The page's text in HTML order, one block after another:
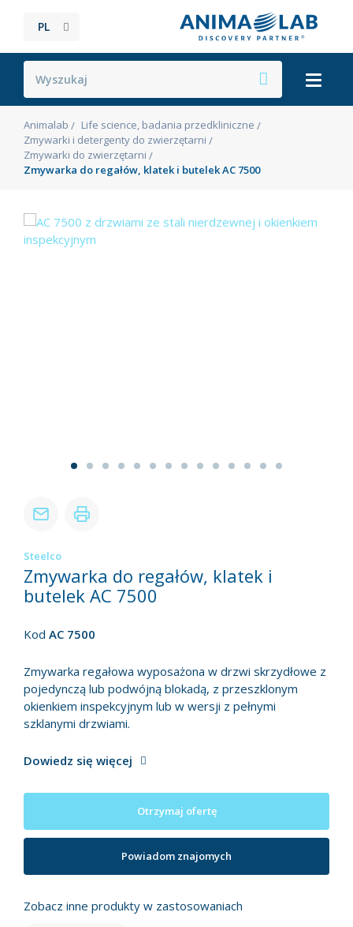
PL
Animalab
Life science, badania przedkliniczne
Zmywarki i detergenty do zwierzętarni
Zmywarki do zwierzętarni
Zmywarka do regałów, klatek i butelek AC 7500
Steelco
Zmywarka do regałów, klatek i
butelek AC 7500
Kod AC 7500
Zmywarka regałowa wyposażona w drzwi skrzydłowe z
pojedynczą lub podwójną blokadą, z przeszklonym
okienkiem inspekcyjnym lub w wersji z pełnymi
szklanymi drzwiami.
Dowiedz się więcej
Otrzymaj ofertę
Powiadom znajomych
Zobacz inne produkty w zastosowaniach